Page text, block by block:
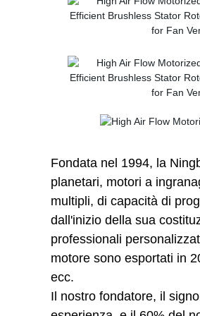
Fondata nel 1994, la
planetari, motori a
multipli, di capacità di
dall'inizio della sua
professionali
motore sono esportati in
ecc.
Il nostro fondatore, il